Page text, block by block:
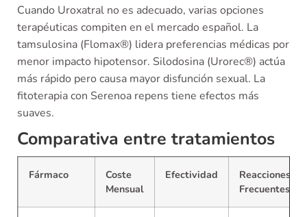
Cuando Uroxatral no es adecuado, varias opciones
terapéuticas compiten en el mercado español. La
tamsulosina (Flomax®) lidera preferencias médicas por
menor impacto hipotensor. Silodosina (Urorec®) actúa
más rápido pero causa mayor disfunción sexual. La
fitoterapia con Serenoa repens tiene efectos más
suaves.
Comparativa entre tratamientos
Fármaco
Coste
Mensual
Efectividad
Reacciones
Frecuentes